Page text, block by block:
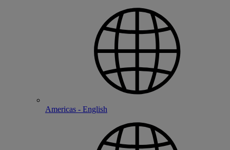
Americas - English